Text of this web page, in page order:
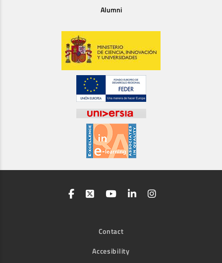
Alumni
Contact
Accesibility